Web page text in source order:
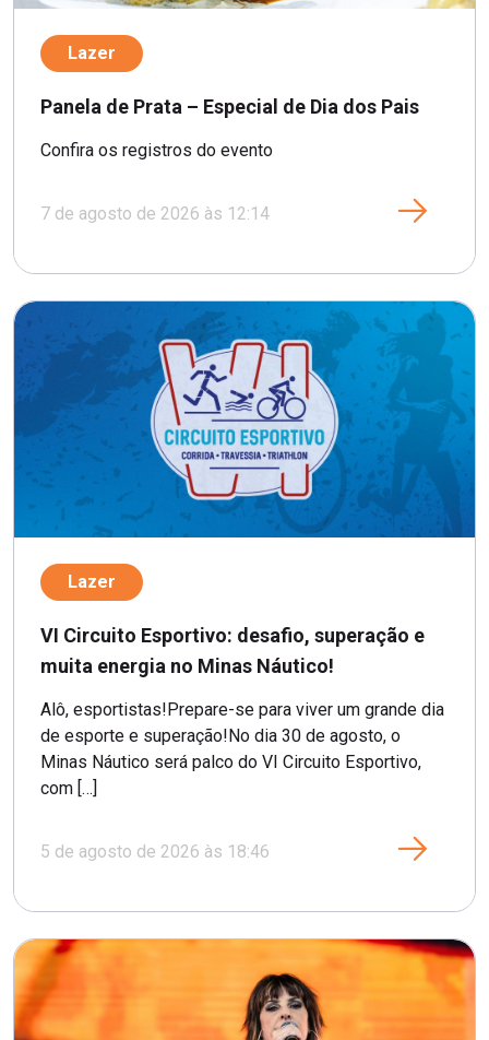
Lazer
Panela de Prata – Especial de Dia dos Pais
Confira os registros do evento
7 de agosto de 2026 às 12:14
Lazer
VI Circuito Esportivo: desafio, superação e
muita energia no Minas Náutico!
Alô, esportistas!Prepare-se para viver um grande dia
de esporte e superação!No dia 30 de agosto, o
Minas Náutico será palco do VI Circuito Esportivo,
com […]
5 de agosto de 2026 às 18:46